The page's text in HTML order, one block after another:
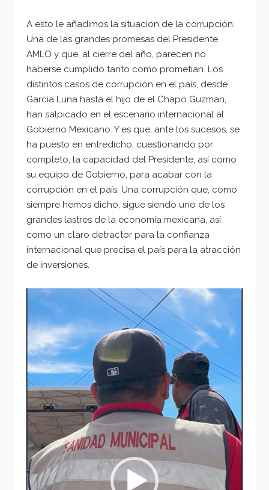
A esto le añadimos la situación de la corrupción.
Una de las grandes promesas del Presidente
AMLO y que, al cierre del año, parecen no
haberse cumplido tanto como prometían. Los
distintos casos de corrupción en el país, desde
García Luna hasta el hijo de el Chapo Guzman,
han salpicado en el escenario internacional al
Gobierno Mexicano. Y es que, ante los sucesos, se
ha puesto en entredicho, cuestionando por
completo, la capacidad del Presidente, así como
su equipo de Gobierno, para acabar con la
corrupción en el país. Una corrupción que, como
siempre hemos dicho, sigue siendo uno de los
grandes lastres de la economía mexicana, así
como un claro detractor para la confianza
internacional que precisa el país para la atracción
de inversiones.
Reproductor
vídeo